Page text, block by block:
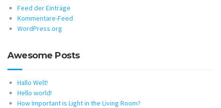
Feed der Einträge
Kommentare-Feed
WordPress.org
Awesome Posts
Hallo Welt!
Hello world!
How Important is Light in the Living Room?